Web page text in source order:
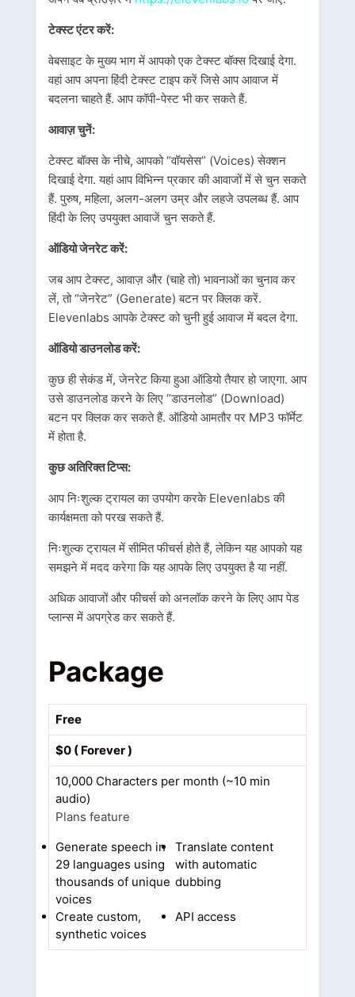
टेक्स्ट एंटर करें:
वेबसाइट के मुख्य भाग में आपको एक टेक्स्ट बॉक्स दिखाई देगा.
वहां आप अपना हिंदी टेक्स्ट टाइप करें जिसे आप आवाज में
बदलना चाहते हैं. आप कॉपी-पेस्ट भी कर सकते हैं.
आवाज़ चुनें:
टेक्स्ट बॉक्स के नीचे, आपको “वॉयसेस” (Voices) सेक्शन
दिखाई देगा. यहां आप विभिन्न प्रकार की आवाजों में से चुन सकते
हैं. पुरुष, महिला, अलग-अलग उम्र और लहजे उपलब्ध हैं. आप
हिंदी के लिए उपयुक्त आवाजें चुन सकते हैं.
ऑडियो जेनरेट करें:
जब आप टेक्स्ट, आवाज़ और (चाहे तो) भावनाओं का चुनाव कर
लें, तो “जेनरेट” (Generate) बटन पर क्लिक करें.
Elevenlabs आपके टेक्स्ट को चुनी हुई आवाज में बदल देगा.
ऑडियो डाउनलोड करें:
कुछ ही सेकंड में, जेनरेट किया हुआ ऑडियो तैयार हो जाएगा. आप
उसे डाउनलोड करने के लिए “डाउनलोड” (Download)
बटन पर क्लिक कर सकते हैं. ऑडियो आमतौर पर MP3 फॉर्मेट
में होता है.
कुछ अतिरिक्त टिप्स:
आप निःशुल्क ट्रायल का उपयोग करके Elevenlabs की
कार्यक्षमता को परख सकते हैं.
निःशुल्क ट्रायल में सीमित फीचर्स होते हैं, लेकिन यह आपको यह
समझने में मदद करेगा कि यह आपके लिए उपयुक्त है या नहीं.
अधिक आवाजों और फीचर्स को अनलॉक करने के लिए आप पेड
प्लान्स में अपग्रेड कर सकते हैं.
Package
Free
$0 ( Forever )
10,000 Characters per month (~10 min
audio)
Plans feature
Generate speech in
29 languages using
thousands of unique
voices
Translate content
with automatic
dubbing
Create custom,
synthetic voices
API access